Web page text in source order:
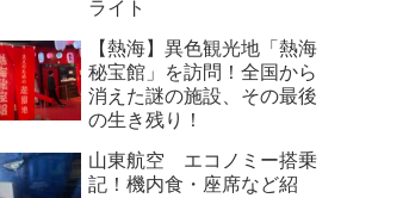
ライト
【熱海】異色観光地「熱海
秘宝館」を訪問！全国から
消えた謎の施設、その最後
の生き残り！
山東航空 エコノミー搭乗
記！機内食・座席など紹